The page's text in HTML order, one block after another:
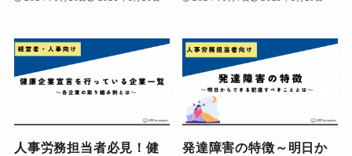
人事労務担当者必見！健
発達障害の特徴～明日か